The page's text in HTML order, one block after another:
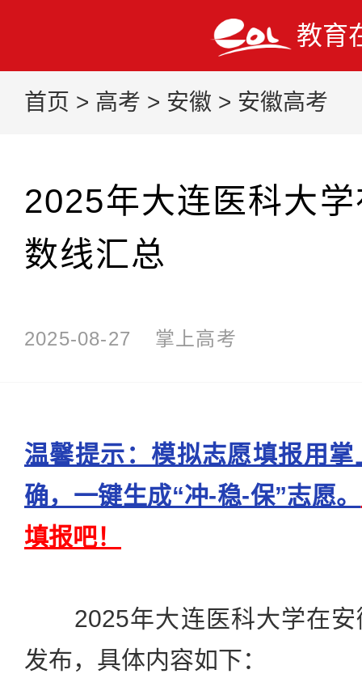
教育
首页 > 高考 > 安徽 > 安徽高考
2025年大连医科大
数线汇总
2025-08-27 掌上高考
温馨提示：模拟志愿填报用
确，一键生成“冲-稳-保”志愿。
填报吧！
2025年大连医科大学在安
发布，具体内容如下：